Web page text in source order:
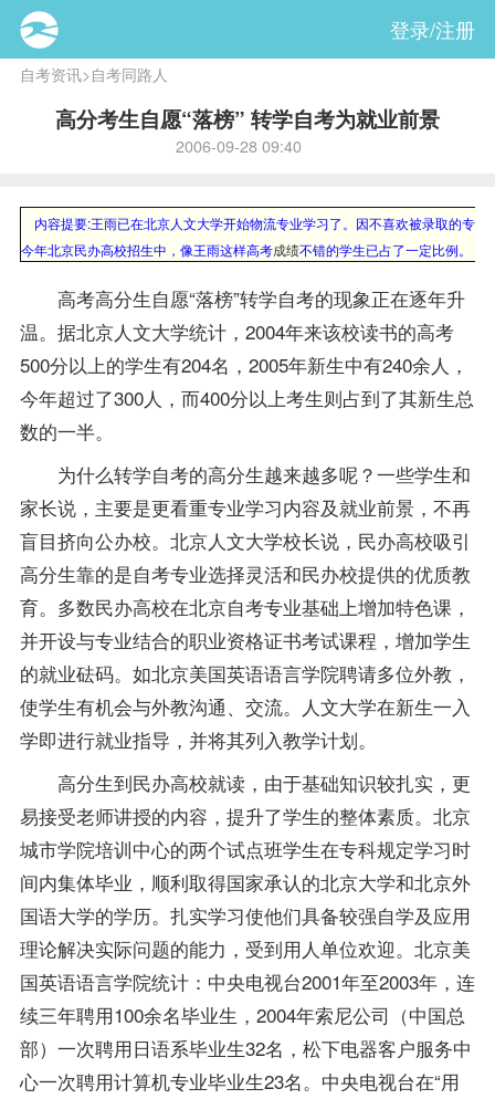
登录/注册
自考资讯>自考同路人
高分考生自愿“落榜” 转学自考为就业前景
2006-09-28 09:40
内容提要:王雨已在北京人文大学开始物流专业学习了。因不喜欢被录取的专
今年北京民办高校招生中，像王雨这样高考成绩不错的学生已占了一定比例。
高考高分生自愿“落榜”转学自考的现象正在逐年升
温。据北京人文大学统计，2004年来该校读书的高考
500分以上的学生有204名，2005年新生中有240余人，
今年超过了300人，而400分以上考生则占到了其新生总
数的一半。
为什么转学自考的高分生越来越多呢？一些学生和
家长说，主要是更看重专业学习内容及就业前景，不再
盲目挤向公办校。北京人文大学校长说，民办高校吸引
高分生靠的是自考专业选择灵活和民办校提供的优质教
育。多数民办高校在北京自考专业基础上增加特色课，
并开设与专业结合的职业资格证书考试课程 ，增加学生
的就业砝码。如北京美国英语语言学院聘请多位外教，
使学生有机会与外教沟通、交流。人文大学在新生一入
学即进行就业指导 ，并将其列入教学计划。
高分生到民办高校就读，由于基础知识较扎实，更
易接受老师讲授的内容，提升了学生的整体素质。北京
城市学院培训中心的两个试点班学生在专科规定学习时
间内集体毕业，顺利取得国家承认的北京大学和北京外
国语大学的学历。扎实学习使他们具备较强自学及应用
理论解决实际问题的能力，受到用人单位欢迎。北京美
国英语语言学院统计：中央电视台2001年至2003年，连
续三年聘用100余名毕业生 ，2004年索尼公司（中国总
部）一次聘用日语系毕业生32名，松下电器客户服务中
心一次聘用计算机专业毕业生23名。中央电视台在“用